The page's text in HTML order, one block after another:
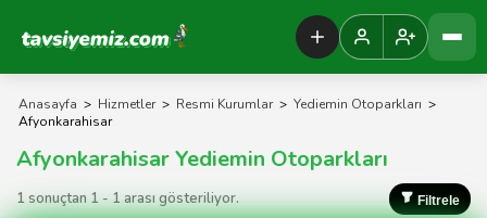
Tavsiyemiz Anasayfa
Anasayfa > Hizmetler > Resmi Kurumlar > Yediemin Otoparkları >
Afyonkarahisar
Afyonkarahisar Yediemin Otoparkları
1 sonuçtan 1 - 1 arası gösteriliyor. Filtrele